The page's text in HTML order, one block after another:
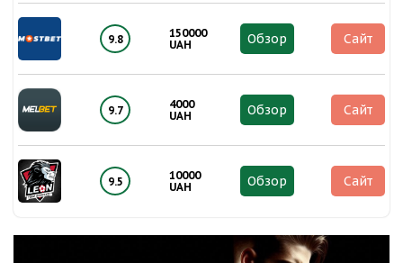
9.8
150000
UAH
Обзор Сайт
9.7
4000
UAH
Обзор Сайт
9.5
10000
UAH
Обзор Сайт